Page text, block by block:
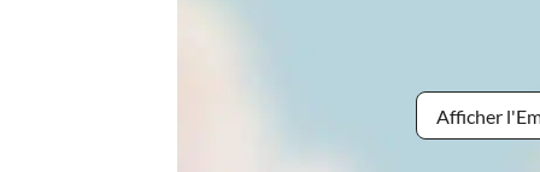
Afficher